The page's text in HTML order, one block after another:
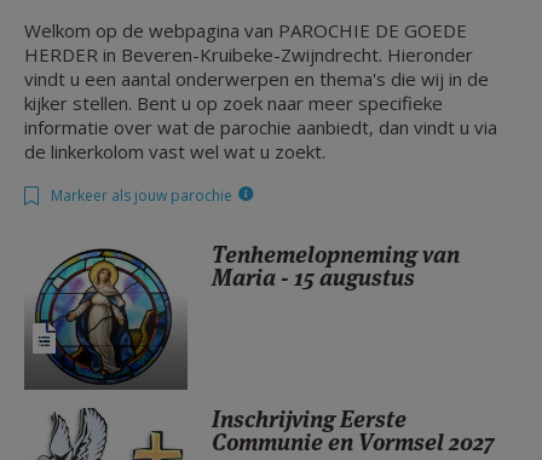
HULP
STARTPAGINA PORTAAL
MIJN PAROCHIE
AANMELDEN OF REGISTREREN
Welkom op de webpagina van PAROCHIE DE GOEDE
HERDER in Beveren-Kruibeke-Zwijndrecht. Hieronder
vindt u een aantal onderwerpen en thema's die wij in de
kijker stellen. Bent u op zoek naar meer specifieke
informatie over wat de parochie aanbiedt, dan vindt u via
de linkerkolom vast wel wat u zoekt.
Markeer als jouw parochie
Tenhemelopneming van
Maria - 15 augustus
Inschrijving Eerste
Communie en Vormsel 2027